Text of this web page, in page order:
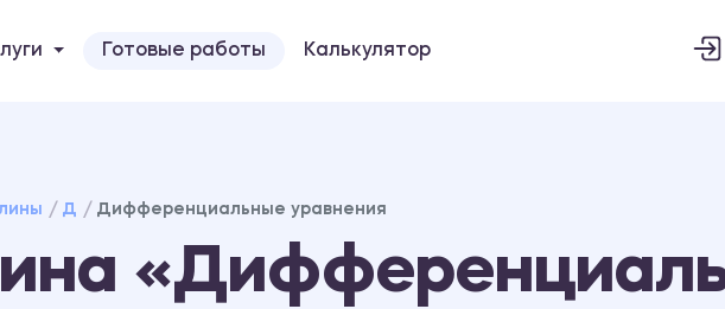
Готовые работы Калькулятор
Д Дифференциальные уравнения